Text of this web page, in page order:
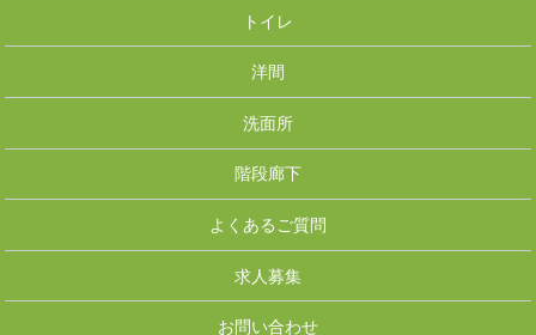
トイレ
洋間
洗面所
階段廊下
よくあるご質問
求人募集
お問い合わせ